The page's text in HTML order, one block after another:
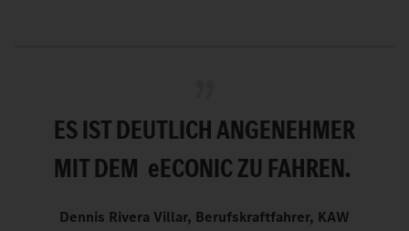
ES IST DEUTLICH ANGENEHMER
MIT DEM eECONIC ZU FAHREN.
Dennis Rivera Villar, Berufskraftfahrer, KAW